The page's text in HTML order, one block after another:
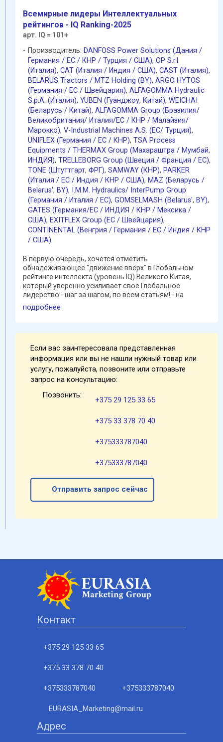
Всемирные лидеры Интеллектуальных
рейтингов - IQ Ranking-2025
арт. IQ = 101+
Производитель: DANFOSS Power Solutions (Дания /
Германия / EC / КНР / Турция / США), OP S.r.l.
(Италия), CAT (Италия / Индия / США), CAST (Италия),
BELARUS Tractors / MTZ Holding (BY), ARGO HYTOS
(Германия / EC / Швейцария), ALFAGOMMA Hydraulic
S.p.A. (Италия), YUBEN (Гуанджоу, Китай), WEICHAI
(Беларусь / Китай), ALFAGOMMA Group (Бразилия/
Великобритания/ Италия/ЕС / КНР / Малайзия/
Марокко), V-Industrial Machines A.S. (EC/ Турция),
UNIFLEX (Германия / EC / КНР), TSA Process
Equipments / THERMAX Group (Махараштра / Мумбай,
ИНДИЯ), TRELLEBORG Group (Швеция / Франция / ЕС),
TONE (Штуттгарт, ФРГ), SAMWAY (КНР), PARKER
(Италия / ЕС / Индия / КНР / США), MAZ (Беларусь /
Belarus', BY), I.M.M. Hydraulics/ InterPump Group
(Германия / Италия / ЕС), GOMSELMASH (Belarus', BY),
GATES (Германия/EC / ИНДИЯ / КНР / Мексика /
США), EXITFLEX Group (ЕС / Швейцария),
CONTINENTAL (Венгрия / Германия / ЕС / Индия / КНР
/ США)
В первую очередь, хочется отметить
обнадеживающее "движение вверх" в Глобальном
рейтинге интеллекта (уровень IQ) Великого Китая,
который уверенно усиливает своё Глобальное
лидерство - шаг за шагом, по всем статьям! - на
протяжении нескольких ...
подробнее
Если вас заинтересовала представленная
информация или вы не нашли нужный товар или
услугу, пожалуйста, позвоните или отправьте
запрос на консультацию:
Позвонить:
+375 29 125 33 65
+375 33 378 70 40
+375333787040
+375333787040
Отправить запрос сейчас
Контакт
+375 29 125 33 65
+375 33 378 70 40
+375333787040 +375333787040
EURASIA_Marketing@mail.ru
Адрес